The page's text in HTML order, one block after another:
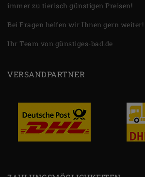
immer zu tierisch günstigen Preisen!
Bei Fragen helfen wir Ihnen gern weiter!
Ihr Team von günstiges-bad.de
VERSANDPARTNER